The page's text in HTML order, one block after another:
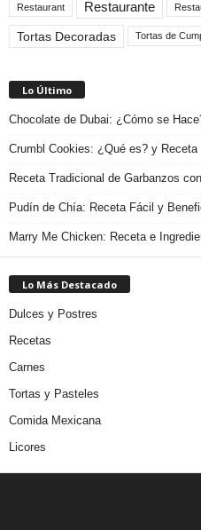
Restaurant Restaurante
Tortas Decoradas Tortas de
Lo Último
Chocolate de Dubai: ¿Cómo se
Crumbl Cookies: ¿Qué es? y Receta
Receta Tradicional de Garbanzos
Pudín de Chía: Receta Fácil y
Marry Me Chicken: Receta e
Lo Más Destacado
Dulces y Postres
Recetas
Carnes
Tortas y Pasteles
Comida Mexicana
Licores